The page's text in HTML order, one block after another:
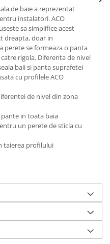
de baie a reprezentat
instalatori. ACO
sa simplifice acest
dreapta, doar in
perete se formeaza o panta
rigola. Diferenta de nivel
baii si panta suprafetei
cu profilele ACO
de nivel din zona
pante in toata baia
un perete de sticla cu
taierea profilului